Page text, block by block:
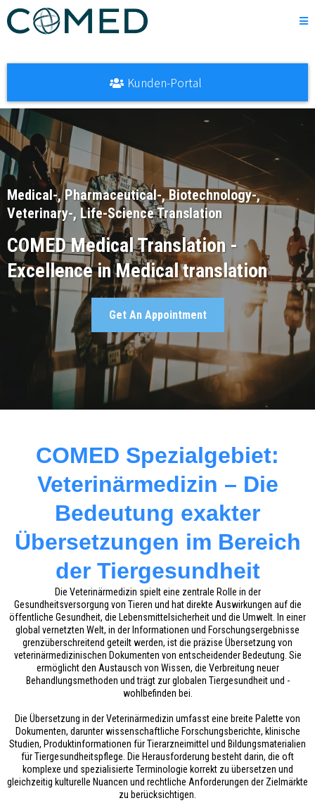
Kunden-Portal
Medical-, Pharmaceutical-, Biotechnology-,
Veterinary-, Life-Science Translation
COMED Medical Translation -
Excellence in Medical translation
Get An Appointment
COMED Spezialgebiet:
Veterinärmedizin – Die
Bedeutung exakter
Übersetzungen im Bereich
der Tiergesundheit
Die Veterinärmedizin spielt eine zentrale Rolle in der
Gesundheitsversorgung von Tieren und hat direkte Auswirkungen auf die
öffentliche Gesundheit, die Lebensmittelsicherheit und die Umwelt. In einer
global vernetzten Welt, in der Informationen und Forschungsergebnisse
grenzüberschreitend geteilt werden, ist die präzise Übersetzung von
veterinärmedizinischen Dokumenten von entscheidender Bedeutung. Sie
ermöglicht den Austausch von Wissen, die Verbreitung neuer
Behandlungsmethoden und trägt zur globalen Tiergesundheit und -
wohlbefinden bei.
Die Übersetzung in der Veterinärmedizin umfasst eine breite Palette von
Dokumenten, darunter wissenschaftliche Forschungsberichte, klinische
Studien, Produktinformationen für Tierarzneimittel und Bildungsmaterialien
für Tiergesundheitspflege. Die Herausforderung besteht darin, die oft
komplexe und spezialisierte Terminologie korrekt zu übersetzen und
gleichzeitig kulturelle Nuancen und rechtliche Anforderungen der Zielmärkte
zu berücksichtigen.